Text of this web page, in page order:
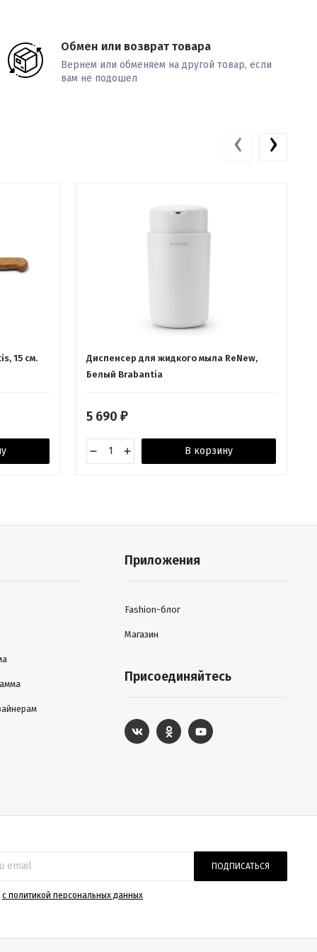
Обмен или возврат товара
Вернем или обменяем на другой товар, если
вам не подошел
15 см.
Диспенсер для жидкого мыла ReNew,
Белый Brabantia
5 690 ₽
В корзину
‹ ›
Приложения
Fashion-блог
Магазин
Присоединяйтесь
ПОДПИСАТЬСЯ
с политикой персональных данных